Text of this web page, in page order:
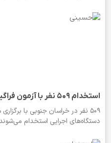
استخدام ۵۰۹ نفر با آزمون فراگیر دستگاه‌های اجرایی
۵۰۹ نفر در خراسان جنوبی با
دستگاه‌های اجرایی استخدام